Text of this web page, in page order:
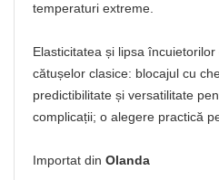
temperaturi extreme.
Elasticitatea și lipsa
cătușelor clasice: blocajul cu
predictibilitate și versatilitate
complicații; o alegere practică
Importat din Olanda